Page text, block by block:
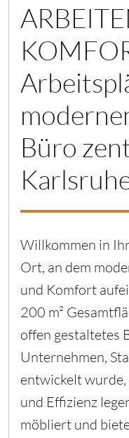
Büro
Willkommen in
Ort, an dem
und Komfort
200 m²
offen gestaltetes
Unternehmen,
entwickelt
und Effizienz
möbliert und